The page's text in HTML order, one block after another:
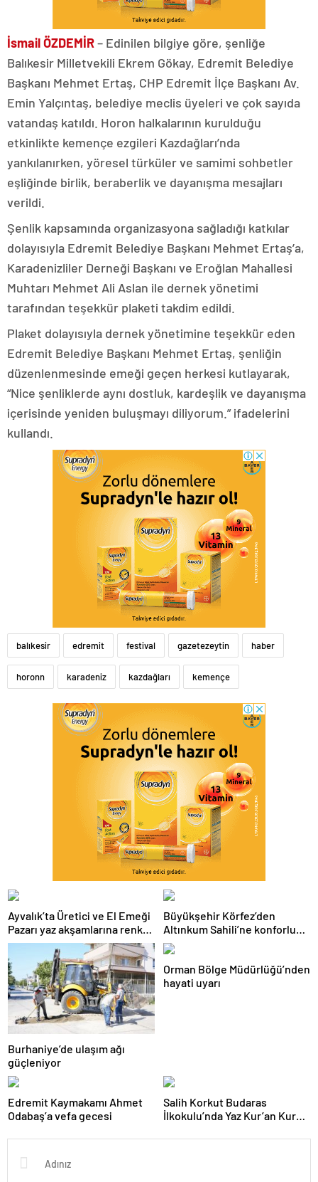
İsmail ÖZDEMİR– Edinilen bilgiye göre, şenliğe
Balıkesir Milletvekili Ekrem Gökay, Edremit Belediye
Başkanı Mehmet Ertaş, CHP Edremit İlçe Başkanı Av.
Emin Yalçıntaş, belediye meclis üyeleri ve çok sayıda
vatandaş katıldı. Horon halkalarının kurulduğu
etkinlikte kemençe ezgileri Kazdağları’nda
yankılanırken, yöresel türküler ve samimi sohbetler
eşliğinde birlik, beraberlik ve dayanışma mesajları
verildi.
Şenlik kapsamında organizasyona sağladığı katkılar
dolayısıyla Edremit Belediye Başkanı Mehmet Ertaş’a,
Karadenizliler Derneği Başkanı ve Eroğlan Mahallesi
Muhtarı Mehmet Ali Aslan ile dernek yönetimi
tarafından teşekkür plaketi takdim edildi.
Plaket dolayısıyla dernek yönetimine teşekkür eden
Edremit Belediye Başkanı Mehmet Ertaş, şenliğin
düzenlenmesinde emeği geçen herkesi kutlayarak,
“Nice şenliklerde aynı dostluk, kardeşlik ve dayanışma
içerisinde yeniden buluşmayı diliyorum.” ifadelerini
kullandı.
balıkesir edremit festival gazetezeytin haber
horonn karadeniz kazdağları kemençe
Ayvalık’ta Üretici ve El Emeği
Pazarı yaz akşamlarına renk
katıyor
Büyükşehir Körfez’den
Altınkum Sahili’ne konforlu
dokunuş:
Burhaniye’de ulaşım ağı
güçleniyor
Orman Bölge Müdürlüğü’nden
hayati uyarı
Edremit Kaymakamı Ahmet
Odabaş’a vefa gecesi
Salih Korkut Budaras
İlkokulu’nda Yaz Kur’an Kursu